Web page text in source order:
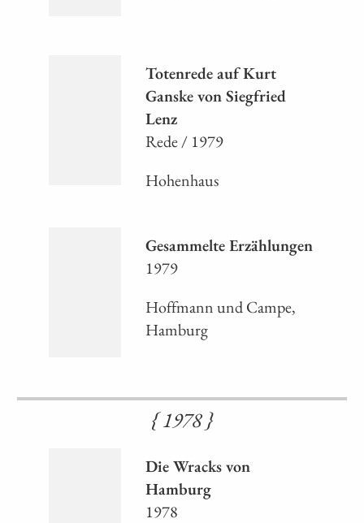
Totenrede auf Kurt
Ganske von Siegfried
Lenz
Rede / 1979
Hohenhaus
Gesammelte Erzählungen
1979
Hoffmann und Campe,
Hamburg
{ 1978 }
Die Wracks von
Hamburg
1978